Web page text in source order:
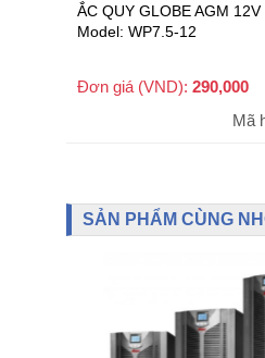
ẮC QUY GLOBE AGM 12V
Model: WP7.5-12
Đơn giá (VND): 290,000
Mã
SẢN PHẨM CÙNG